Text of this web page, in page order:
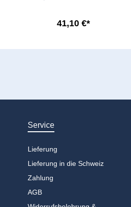
41,10 €*
Service
Lieferung
Lieferung in die Schweiz
Zahlung
AGB